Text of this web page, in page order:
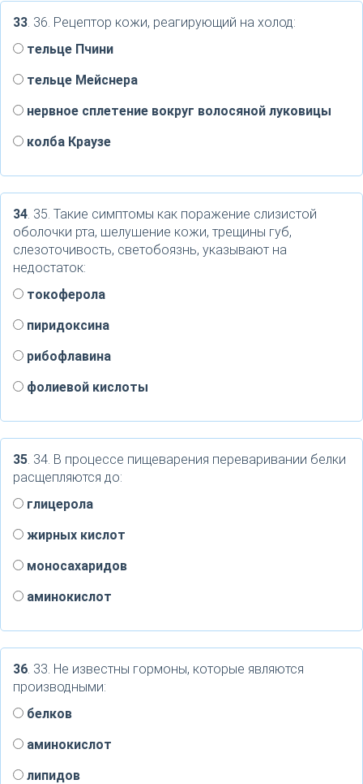
33. 36. Рецептор кожи, реагирующий на холод:
тельце Пчини
тельце Мейснера
нервное сплетение вокруг волосяной луковицы
колба Краузе
34. 35. Такие симптомы как поражение слизистой
оболочки рта, шелушение кожи, трещины губ,
слезоточивость, светобоязнь, указывают на
недостаток:
токоферола
пиридоксина
рибофлавина
фолиевой кислоты
35. 34. В процессе пищеварения переваривании белки
расщепляются до:
глицерола
жирных кислот
моносахаридов
аминокислот
36. 33. Не известны гормоны, которые являются
производными:
белков
аминокислот
липидов